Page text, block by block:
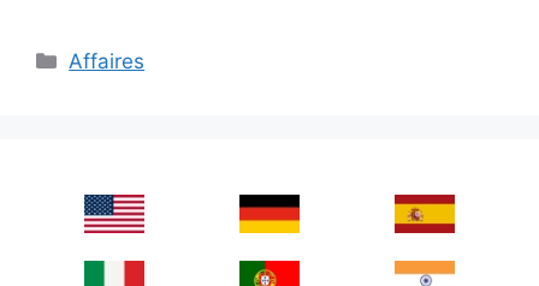
Categories
Affaires